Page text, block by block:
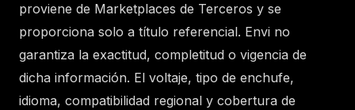
proviene de Marketplaces de Terceros y se
proporciona solo a título referencial. Envi no
garantiza la exactitud, completitud o vigencia de
dicha información. El voltaje, tipo de enchufe,
idioma, compatibilidad regional y cobertura de